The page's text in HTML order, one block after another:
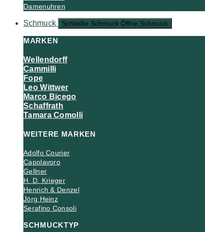
Damenuhren
Schmuck Schließe Schmuck Öffne Schmuck
MARKEN
Wellendorff
Cammilli
Fope
Leo Wittwer
Marco Bicego
Schaffrath
Tamara Comolli
WEITERE MARKEN
Adolfo Courier
Capolavoro
Gellner
H. D. Krieger
Henrich & Denzel
Jörg Heinz
Serafino Consoli
SCHMUCKTYP